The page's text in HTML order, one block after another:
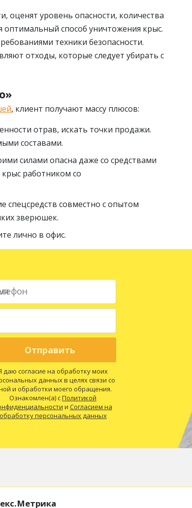
оценят уровень опасности, количества
оптимальный способ уничтожения крыс.
техники безопасности.
отходы, которые следует убирать с
, клиент получают массу плюсов:
отрав, искать точки продажи.
составами.
силами опасна даже со средствами
работником со
совместно с опытом
зверюшек.
лично в офис.
даю согласие на обработку моих
данных в целях связи со
и обработки моего обращения.
Ознакомлен(а) сПолитикой
и Согласием на
обработку персональных данных